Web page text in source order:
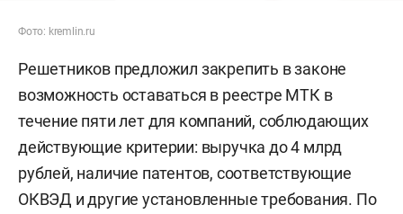
Фото: kremlin.ru
Решетников предложил закрепить в законе
возможность оставаться в реестре МТК в
течение пяти лет для компаний, соблюдающих
действующие критерии: выручка до 4 млрд
рублей, наличие патентов, соответствующие
ОКВЭД и другие установленные требования. По